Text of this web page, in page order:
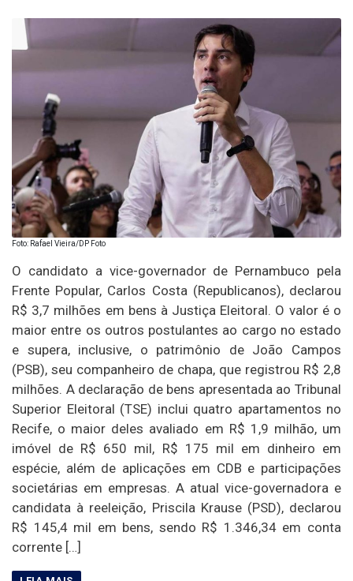
Foto: Rafael Vieira/DP Foto
O candidato a vice-governador de Pernambuco pela
Frente Popular, Carlos Costa (Republicanos), declarou
R$ 3,7 milhões em bens à Justiça Eleitoral. O valor é o
maior entre os outros postulantes ao cargo no estado
e supera, inclusive, o patrimônio de João Campos
(PSB), seu companheiro de chapa, que registrou R$ 2,8
milhões. A declaração de bens apresentada ao Tribunal
Superior Eleitoral (TSE) inclui quatro apartamentos no
Recife, o maior deles avaliado em R$ 1,9 milhão, um
imóvel de R$ 650 mil, R$ 175 mil em dinheiro em
espécie, além de aplicações em CDB e participações
societárias em empresas. A atual vice-governadora e
candidata à reeleição, Priscila Krause (PSD), declarou
R$ 145,4 mil em bens, sendo R$ 1.346,34 em conta
corrente […]